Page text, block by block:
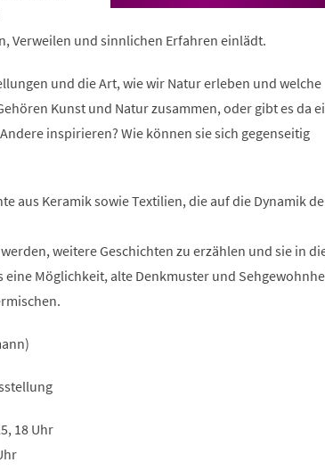
Verweilen und sinnlichen Erfahren einlädt.
und die Art, wie wir Natur erleben und welche
Kunst und Natur zusammen, oder gibt es da
inspirieren? Wie können sie sich gegenseitig
aus Keramik sowie Textilien, die auf die Dynamik
weitere Geschichten zu erzählen und sie in
eine Möglichkeit, alte Denkmuster und
18 Uhr